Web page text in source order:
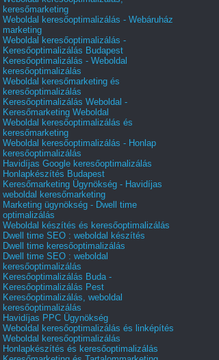
keresőmarketing
Weboldal keresőoptimalizálás - Webáruház
marketing
Weboldal keresőoptimalizálás -
Keresőoptimalizálás Budapest
Keresőoptimalizálás - Weboldal
keresőoptimalizálás
Weboldal keresőmarketing és
keresőoptimalizálás
Keresőoptimalizálás Weboldal -
Keresőmarketing Weboldal
Weboldal keresőoptimalizálás és
keresőmarketing
Weboldal keresőoptimalizálás - Honlap
keresőoptimalizálás
Havidíjas Google keresőoptimalizálás
Honlapkészítés Budapest
Keresőmarketing Ügynökség - Havidíjas
weboldal keresőmarketing
Marketing ügynökség - Dwell time
optimalizálás
Weboldal készítés és keresőoptimalizálás
Dwell time SEO : weboldal készítés
Dwell time keresőoptimalizálás
Dwell time SEO : weboldal
keresőoptimalizálás
Keresőoptimalizálás Buda -
Keresőoptimalizálás Pest
Keresőoptimalizálás, weboldal
keresőoptimalizálás
Havidíjas PPC Ügynökség
Weboldal keresőoptimalizálás és linképítés
Weboldal keresőoptimalizálás
Honlapkészítés és keresőoptimalizálás